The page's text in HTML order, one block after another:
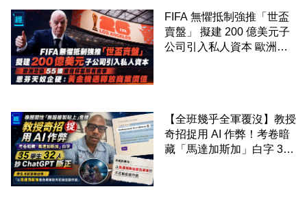
FIFA 無懼抵制強推「世盃
賣盤」 擬建 200 億美元子
公司引入私人資本 歐洲足
【全班幾乎全軍覆沒】教授
奇招捉用 AI 作弊！考卷暗
藏「馬達加斯加」白字 35